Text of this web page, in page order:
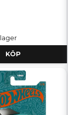
lager
KÖP